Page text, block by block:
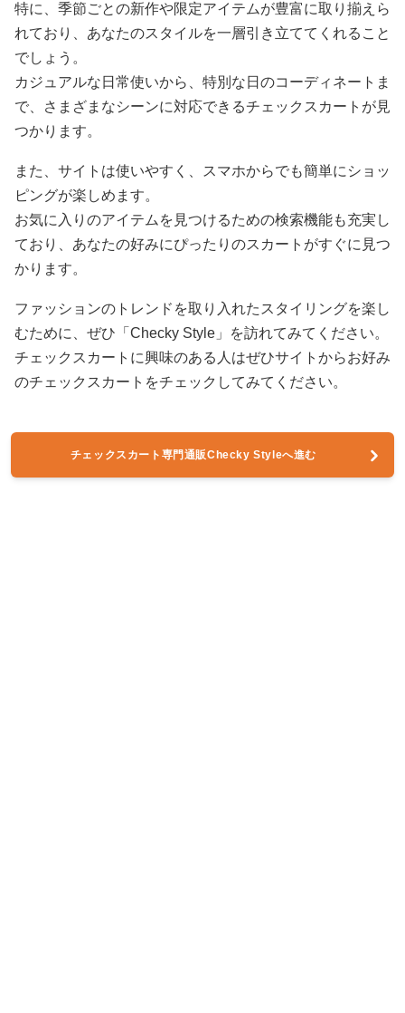
特に、季節ごとの新作や限定アイテムが豊富に取り揃えら
れており、あなたのスタイルを一層引き立ててくれること
でしょう。
カジュアルな日常使いから、特別な日のコーディネートま
で、さまざまなシーンに対応できるチェックスカートが見
つかります。
また、サイトは使いやすく、スマホからでも簡単にショッ
ピングが楽しめます。
お気に入りのアイテムを見つけるための検索機能も充実し
ており、あなたの好みにぴったりのスカートがすぐに見つ
かります。
ファッションのトレンドを取り入れたスタイリングを楽し
むために、ぜひ「Checky Style」を訪れてみてください。
チェックスカートに興味のある人はぜひサイトからお好み
のチェックスカートをチェックしてみてください。
チェックスカート専門通販Checky Styleへ進む